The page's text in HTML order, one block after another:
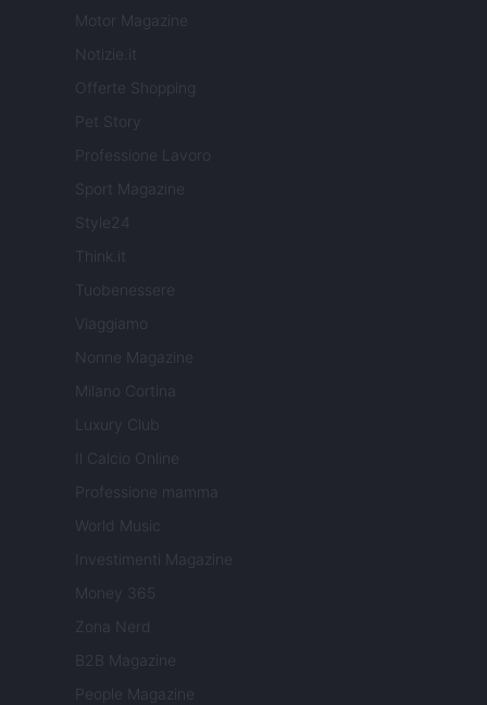
Motor Magazine
Notizie.it
Offerte Shopping
Pet Story
Professione Lavoro
Sport Magazine
Style24
Think.it
Tuobenessere
Viaggiamo
Nonne Magazine
Milano Cortina
Luxury Club
Il Calcio Online
Professione mamma
World Music
Investimenti Magazine
Money 365
Zona Nerd
B2B Magazine
People Magazine